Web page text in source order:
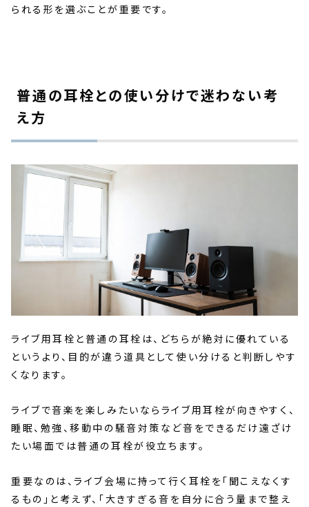
られる形を選ぶことが重要です。
普通の耳栓との使い分けで迷わない考
え方
ライブ用耳栓と普通の耳栓は、どちらが絶対に優れている
というより、目的が違う道具として使い分けると判断しやす
くなります。
ライブで音楽を楽しみたいならライブ用耳栓が向きやすく、
睡眠、勉強、移動中の騒音対策など音をできるだけ遠ざけ
たい場面では普通の耳栓が役立ちます。
重要なのは、ライブ会場に持って行く耳栓を「聞こえなくす
るもの」と考えず、「大きすぎる音を自分に合う量まで整え